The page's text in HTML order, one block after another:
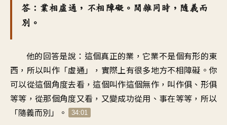
答：業相虛通，不相障礙。間雜同時，隨義而
別。
他的回答是說：這個真正的業，它業不是個有形的東
西，所以叫作「虛通」，實際上有很多地方不相障礙。你
可以從這個角度去看，這個叫作這個無作，叫作俱、形俱
等等，從那個角度又看，又變成功從用、事在等等，所以
「隨義而別」。
34:01